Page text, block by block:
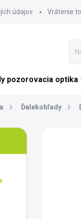
údajov Vrátenie
pozorovacia optika
Ďalekohľady